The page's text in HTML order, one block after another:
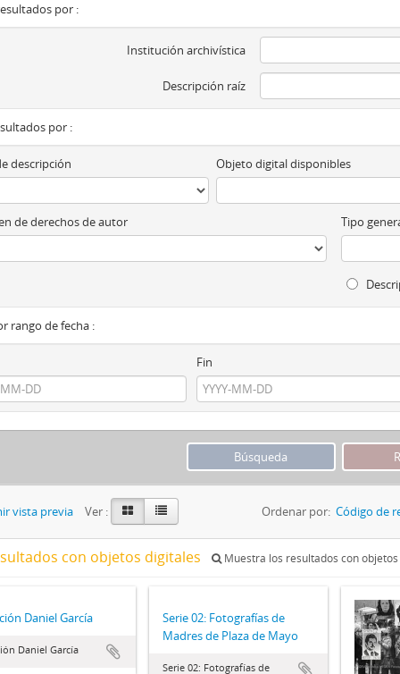
por :
Institución archivística
Descripción raíz
por :
descripción Objeto digital disponibles
de derechos de autor Tipo
rango de fecha :
Fin
vista previa Ver : Ordenar por: Código de
con objetos digitales Muestra los resultados con
Daniel García
Daniel García
Serie 02: Fotografías de
Madres de Plaza de Mayo
Serie 02: Fotografías de